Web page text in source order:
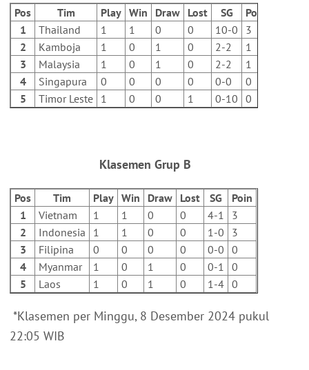
Pos Tim Play Win Draw Lost SG
Poin
1
Thailand 1 1 0 0 10-0
3
2
Kamboja 1 0 1 0 2-2
1
3
Malaysia 1 0 1 0 2-2
1
4
Singapura 0 0 0 0 0-0
0
5
Timor Leste 1 0 0 1 0-10 0
Klasemen Grup B
Pos Tim Play Win Draw Lost SG
Poin
1
Vietnam 1 1 0 0 4-1
3
2
Indonesia 1 1 0 0 1-0
3
3
Filipina 0 0 0 0 0-0 0
4
Myanmar 1 0 1 0 0-1 0
5
Laos 1 0 1 0 1-4 0
*Klasemen per Minggu, 8 Desember 2024 pukul
22:05 WIB